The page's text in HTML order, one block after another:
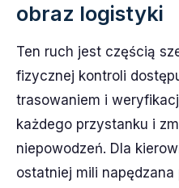
obraz logistyki
Ten ruch jest częścią
fizycznej kontroli
trasowaniem i
każdego przystanku i
niepowodzeń. Dla
ostatniej mili